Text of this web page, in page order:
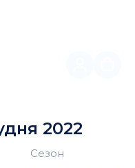
2022
Сезон